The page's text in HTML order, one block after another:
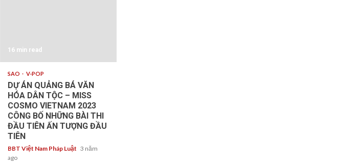
16 min read
SAO V-POP
DỰ ÁN QUẢNG BÁ VĂN
HÓA DÂN TỘC – MISS
COSMO VIETNAM 2023
CÔNG BỐ NHỮNG BÀI THI
ĐẦU TIÊN ẤN TƯỢNG ĐẦU
TIÊN
BBT Việt Nam Pháp Luật 3 năm
ago